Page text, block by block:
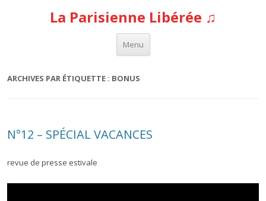
La Parisienne Libérée ♫
Menu
Aller au contenu
ARCHIVES PAR ÉTIQUETTE : BONUS
N°12 – SPÉCIAL VACANCES
revue de presse estivale